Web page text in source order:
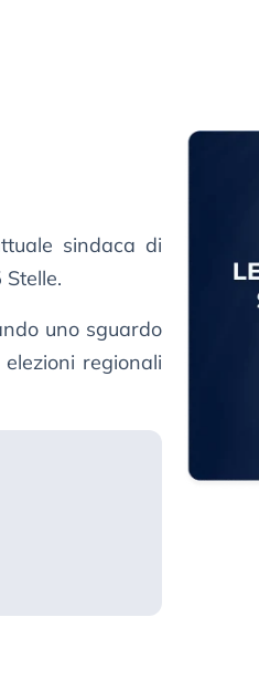
sindaca di
uno sguardo
regionali